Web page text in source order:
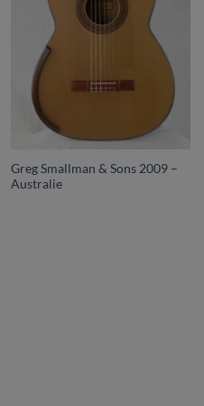
Greg Smallman & Sons 2009 –
Australie